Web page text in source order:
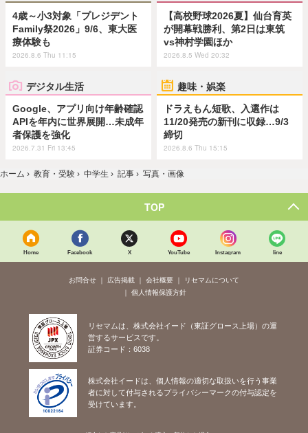
4歳～小3対象「プレジデント
Family祭2026」9/6、東大医
療体験も
2026.8.6 Thu 11:15
【高校野球2026夏】仙台育英
が開幕戦勝利、第2日は東筑
vs神村学園ほか
2026.8.5 Wed 20:32
デジタル生活
Google、アプリ向け年齢確認
APIを年内に世界展開…未成年
者保護を強化
2026.7.31 Fri 13:45
趣味・娯楽
ドラえもん短歌、入選作は
11/20発売の新刊に収録…9/3
締切
2026.8.6 Thu 15:15
ホーム › 教育・受験 › 中学生 › 記事 › 写真・画像
TOP
Home Facebook X YouTube Instagram line
お問合せ 広告掲載 会社概要
リセマムについて
個人情報保護方針
リセマムは、株式会社イード（東証グロース上場）の運
営するサービスです。
証券コード：6038
株式会社イードは、個人情報の適切な取扱いを行う事業
者に対して付与されるプライバシーマークの付与認定を
受けています。